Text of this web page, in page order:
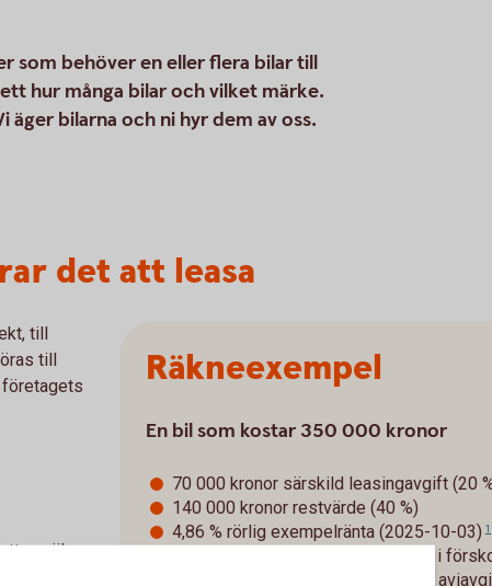
som behöver en eller flera bilar till
hur många bilar och vilket märke.
äger bilarna och ni hyr dem av oss.
det att leasa
till
till
företagets
ansöka
ringa
Räkneexempel
En bil som kostar 350 000 kronor
70 000 kronor särskild leasingavgift (20
140 000 kronor restvärde (40 %)
4,86 % rörlig exempelränta (2025-10-03) 1
Leasingtid är 36 månader, annuitet i